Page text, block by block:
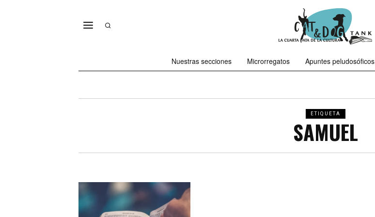
Nuestras secciones Microrregatos Apuntes peludosóficos
ETIQUETA
SAMUEL